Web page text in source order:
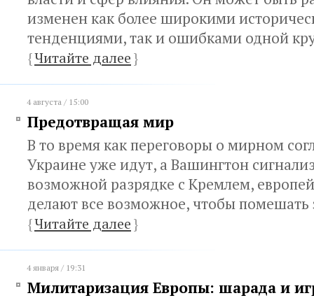
изменен как более широкими
тенденциями, так и ошибками одной
{Читайте далее}
4 августа / 15:00
Предотвращая мир
В то время как переговоры о мирном
Украине уже идут, а Вашингтон
возможной разрядке с Кремлем,
делают все возможное, чтобы помешать
{Читайте далее}
4 января / 19:31
Милитаризация Европы: шарада и